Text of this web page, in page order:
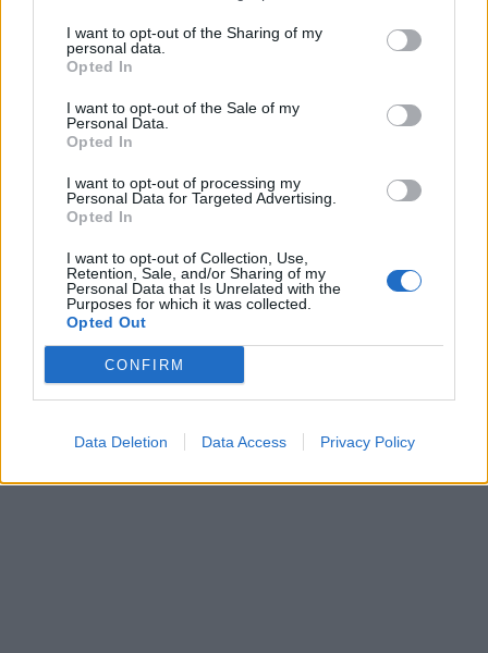
I want to opt-out of the Sharing of my
personal data.
Opted In
I want to opt-out of the Sale of my
Personal Data.
Opted In
I want to opt-out of processing my
Personal Data for Targeted Advertising.
Opted In
I want to opt-out of Collection, Use,
Retention, Sale, and/or Sharing of my
Personal Data that Is Unrelated with the
Purposes for which it was collected.
Opted Out
CONFIRM
Data Deletion Data Access Privacy Policy
ΔΙΑΤΡΟΦΗ 07 Αυγούστου 2026
«γεμίσει» σίδηρο τα παιδιά, χωρίς παρενέργειες